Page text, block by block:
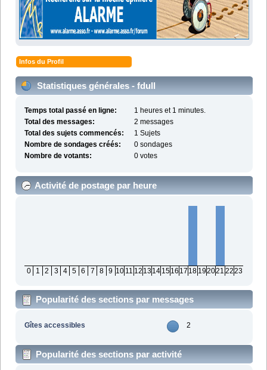
Infos du Profil
Statistiques générales - fdull
Temps total passé en ligne:
1 heures et 1 minutes.
Total des messages:
2 messages
Total des sujets commencés:
1 Sujets
Nombre de sondages créés:
0 sondages
Nombre de votants:
0 votes
Activité de postage par heure
0 1 2 3 4 5 6 7 8 9 10 11 12 1314 1516 17 18 192021 2223
Popularité des sections par messages
Gîtes accessibles 2
Popularité des sections par activité